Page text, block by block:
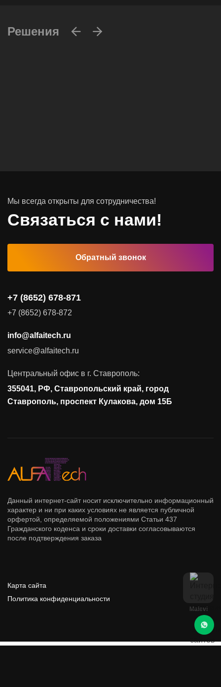
Решения
Автоматизированные рабочие места
Видеоконференцсвязь
Поставка продуктов для резервного копирования данных
Соответствие требованиям и стандартам
Антивирусная защита
Управление доступом
Сетевая безопасность
Мы всегда открыты для сотрудничества!
Связаться с нами!
Обратный звонок
+7 (8652) 678-871
+7 (8652) 678-872
info@alfaitech.ru
service@alfaitech.ru
Центральный офис в г. Ставрополь:
355041, РФ, Ставропольский край, город
Ставрополь, проспект Кулакова, дом 15Б
Данный интернет-сайт носит исключительно информационный
характер и ни при каких условиях не является публичной
орфертой, определяемой положениями Статьи 437
Гражданского коденса и сроки доставки согласовываются
после подтверждения заказа
Карта сайта
Политика конфиденциальности
Malevi